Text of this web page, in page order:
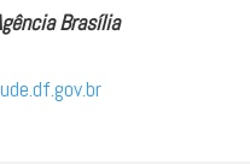
Brasília